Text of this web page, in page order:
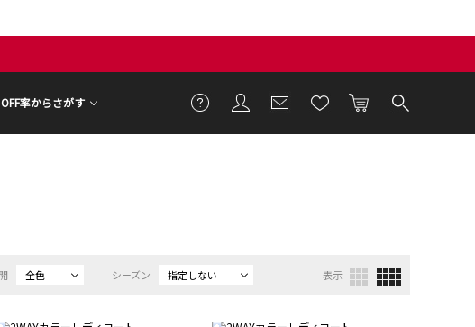
率からさがす
全色 シーズン 指定しない 表示